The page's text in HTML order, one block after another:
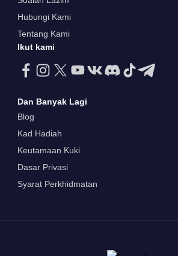
Hubungi Kami
Tentang Kami
Ikut kami
Dan Banyak Lagi
Blog
Kad Hadiah
Keutamaan Kuki
Dasar Privasi
Syarat Perkhidmatan